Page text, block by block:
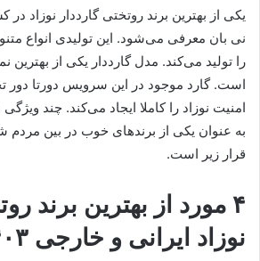
یکی از بهترین برند روتختی گارددار نوزاد در
نی بان معرفی می‌شود. این تولیدی انواع
را تولید می‌کند. مدل گارددار یکی از بهترین
است. گارد موجود در این سرویس دورتا دور
امنیت نوزاد را کاملا ایجاد می‌کند. چند
به عنوان یکی از برندهای خوب در بین مردم
قرار زیر است.
۴ مورد از بهترین برند
نوزاد ایرانی و خارجی ۱۴۰۳